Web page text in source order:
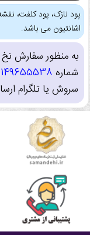
پود نازک، پود کلفت،
اشانتیون می باشد.
به منظور سفارش
شماره
سروش یا تلگرام